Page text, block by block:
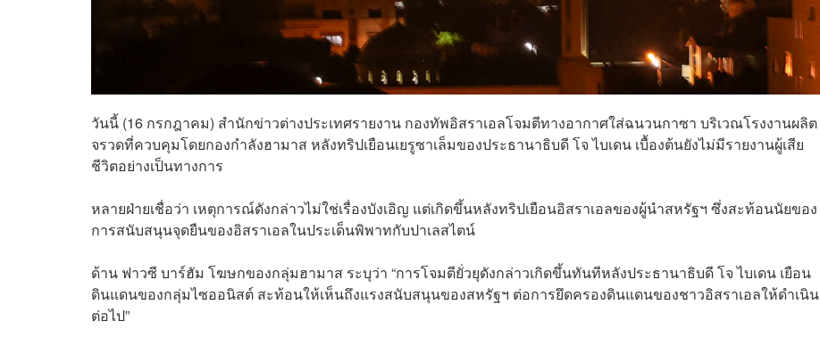
วันนี้ (16 กรกฎาคม) สำนักข่าวต่างประเทศรายงาน กองทัพอิสราเอลโจมตีทางอากาศใส่ฉนวนกาซา บริเวณโรงงานผลิต
จรวดที่ควบคุมโดยกองกำลังฮามาส หลังทริปเยือนเยรูซาเล็มของประธานาธิบดี โจ ไบเดน เบื้องต้นยังไม่มีรายงานผู้เสีย
ชีวิตอย่างเป็นทางการ
หลายฝ่ายเชื่อว่า เหตุการณ์ดังกล่าวไม่ใช่เรื่องบังเอิญ แต่เกิดขึ้นหลังทริปเยือนอิสราเอลของผู้นำสหรัฐฯ ซึ่งสะท้อนนัยของ
การสนับสนุนจุดยืนของอิสราเอลในประเด็นพิพาทกับปาเลสไตน์
ด้าน ฟาวซี บาร์ฮัม โฆษกของกลุ่มฮามาส ระบุว่า “การโจมตียั่วยุดังกล่าวเกิดขึ้นทันทีหลังประธานาธิบดี โจ ไบเดน เยือน
ดินแดนของกลุ่มไซออนิสต์ สะท้อนให้เห็นถึงแรงสนับสนุนของสหรัฐฯ ต่อการยึดครองดินแดนของชาวอิสราเอลให้ดำเนิน
ต่อไป”